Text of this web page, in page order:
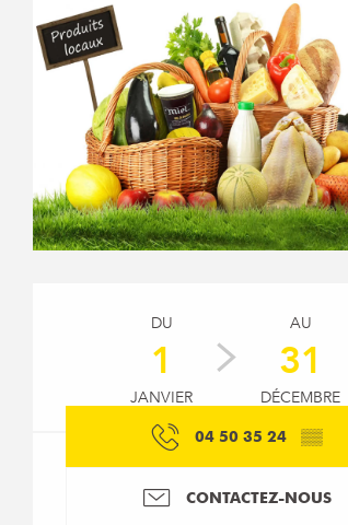
Ouverture et
DU
1
JANVIER
AU
31
DÉCEMBRE
04 50 35 24 ▒▒
CONTACTEZ-NOUS